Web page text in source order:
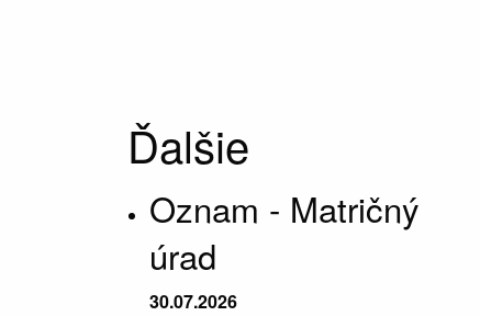
Ďalšie
Oznam - Matričný
úrad
30.07.2026